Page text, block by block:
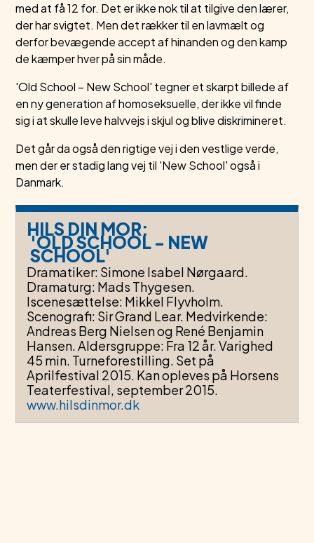
med at få 12 for. Det er ikke nok til at tilgive den lærer,
der har svigtet. Men det rækker til en lavmælt og
derfor bevægende accept af hinanden og den kamp
de kæmper hver på sin måde.
'Old School – New School' tegner et skarpt billede af
en ny generation af homoseksuelle, der ikke vil finde
sig i at skulle leve halvvejs i skjul og blive diskrimineret.
Det går da også den rigtige vej i den vestlige verde,
men der er stadig lang vej til 'New School' også i
Danmark.
HILS DIN MOR:
'OLD SCHOOL - NEW
SCHOOL'
Dramatiker: Simone Isabel Nørgaard.
Dramaturg: Mads Thygesen.
Iscenesættelse: Mikkel Flyvholm.
Scenografi: Sir Grand Lear. Medvirkende:
Andreas Berg Nielsen og René Benjamin
Hansen. Aldersgruppe: Fra 12 år. Varighed
45 min. Turneforestilling. Set på
Aprilfestival 2015. Kan opleves på Horsens
Teaterfestival, september 2015.
www.hilsdinmor.dk